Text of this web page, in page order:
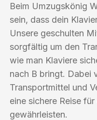
Beim Umzugskönig
sein, dass dein
Unsere geschulten
sorgfältig um den
wie man Klaviere
nach B bringt. Dabei
Transportmittel und
eine sichere Reise
gewährleisten.